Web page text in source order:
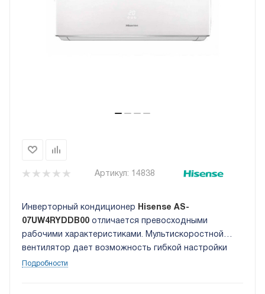
Артикул: 14838
Инверторный кондиционер
Hisense AS-
07UW4RYDDB00 отличается превосходными
рабочими характеристиками. Мультискоростной
вентилятор дает возможность гибкой настройки
скорости воздуха - от слабого дуновения до
Подробности